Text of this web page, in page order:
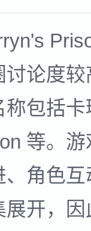
论度
包括
等。
角色
开，